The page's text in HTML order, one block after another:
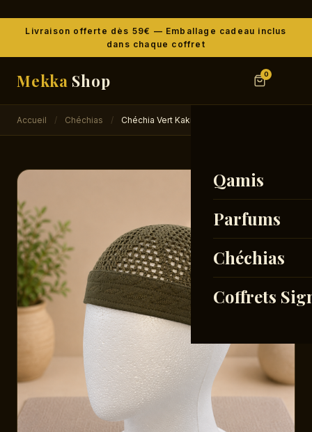
Livraison offerte dès 59€ — Emballage cadeau inclus
dans chaque coffret
Mekka Shop 0
Qamis
Parfums
Chéchias
Coffrets
Accueil / Chéchias / Chéchia Vert Kaki